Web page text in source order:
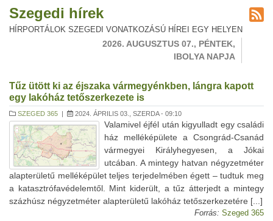
Szegedi hírek
HÍRPORTÁLOK SZEGEDI VONATKOZÁSÚ HÍREI EGY HELYEN
2026. AUGUSZTUS 07., PÉNTEK,
IBOLYA NAPJA
Tűz ütött ki az éjszaka vármegyénkben, lángra kapott
egy lakóház tetőszerkezete is
SZEGED 365 | 2024. ÁPRILIS 03., SZERDA - 09:10
Valamivel éjfél után kigyulladt egy családi
ház melléképülete a Csongrád-Csanád
vármegyei Királyhegyesen, a Jókai
utcában. A mintegy hatvan négyzetméter
alapterületű melléképület teljes terjedelmében égett – tudtuk meg
a katasztrófavédelemtől. Mint kiderült, a tűz átterjedt a mintegy
százhúsz négyzetméter alapterületű lakóház tetőszerkezetére [...]
Forrás: Szeged 365